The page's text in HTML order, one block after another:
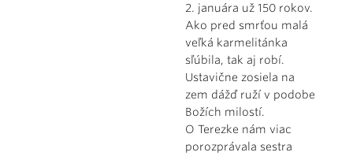
2. januára už 150 rokov.
Ako pred smrťou malá
veľká karmelitánka
sľúbila, tak aj robí.
Ustavične zosiela na
zem dážď ruží v podobe
Božích milostí.
O Terezke nám viac
porozprávala sestra